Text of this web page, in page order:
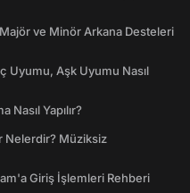
ve Minör Arkana Desteleri
Uyumu, Aşk Uyumu Nasıl
Yapılır?
Nelerdir? Müziksiz
Giriş İşlemleri Rehberi